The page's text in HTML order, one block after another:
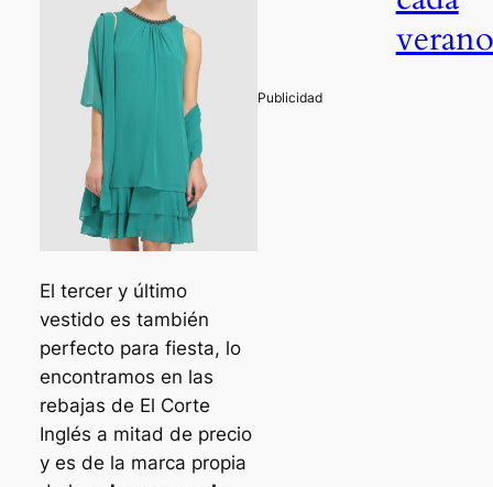
El tercer y último
vestido es también
perfecto para fiesta, lo
encontramos en las
rebajas de El Corte
Inglés a mitad de precio
y es de la marca propia
verano